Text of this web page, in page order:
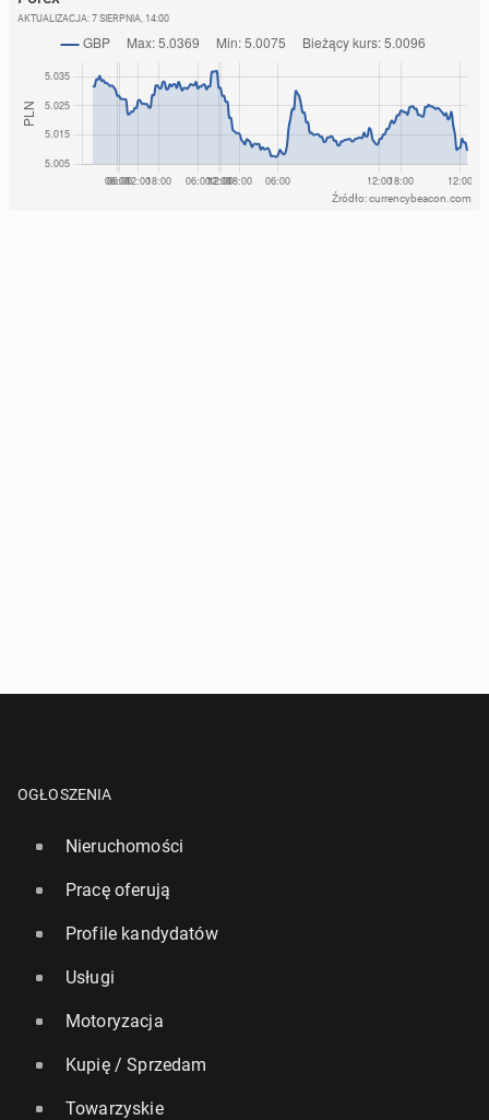
AKTUALIZACJA: 7 SIERPNIA, 14:00
Źródło: currencybeacon.com
OGŁOSZENIA
Nieruchomości
Pracę oferują
Profile kandydatów
Usługi
Motoryzacja
Kupię / Sprzedam
Towarzyskie